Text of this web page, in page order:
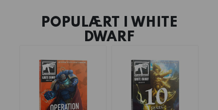
POPULÆRT I WHITE
DWARF